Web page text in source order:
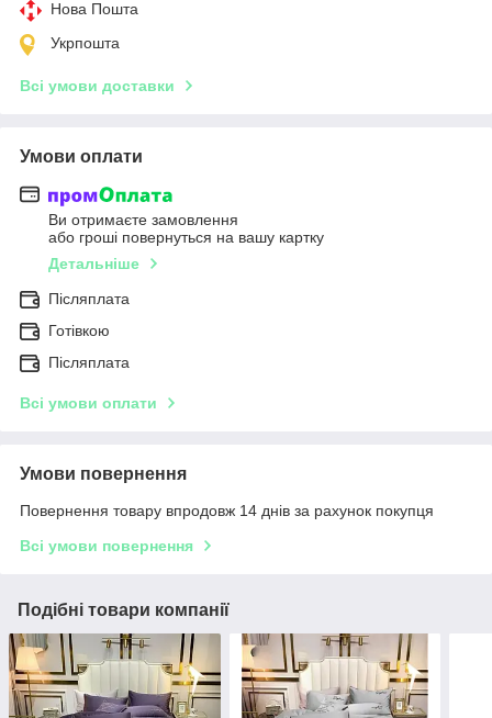
Нова Пошта
Укрпошта
Всі умови доставки
Умови оплати
Ви отримаєте замовлення
або гроші повернуться на вашу картку
Детальніше
Післяплата
Готівкою
Післяплата
Всі умови оплати
Умови повернення
Повернення товару впродовж 14 днів за рахунок покупця
Всі умови повернення
Подібні товари компанії